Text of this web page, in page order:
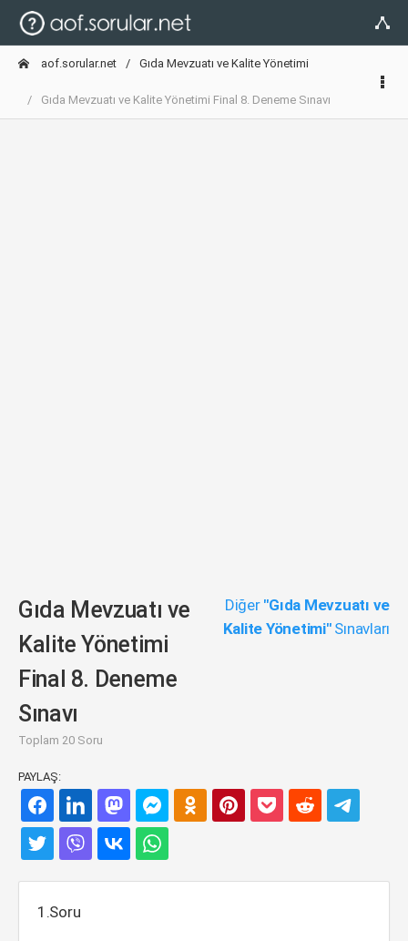
aof.sorular.net Gıda Mevzuatı ve Kalite Yönetimi
Gıda Mevzuatı ve Kalite Yönetimi Final 8. Deneme Sınavı
Gıda Mevzuatı ve
Kalite Yönetimi
Final 8. Deneme
Sınavı
Toplam 20 Soru
Diğer "Gıda Mevzuatı ve
Kalite Yönetimi"Sınavları
PAYLAŞ:
1.Soru